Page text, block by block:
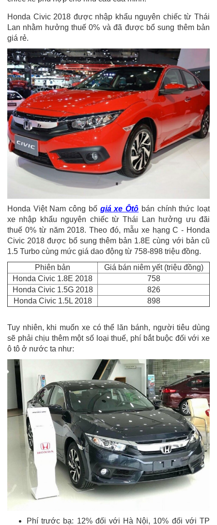
Honda Civic 2018 được nhập khẩu nguyên chiếc từ Thái
Lan nhằm hưởng thuế 0% và đã được bổ sung thêm bản
giá rẻ.
Honda Việt Nam công bố giá xe Ôtô bán chính thức loạt
xe nhập khẩu nguyên chiếc từ Thái Lan hưởng ưu đãi
thuế 0% từ năm 2018. Theo đó, mẫu xe hạng C - Honda
Civic 2018 được bổ sung thêm bản 1.8E cùng với bản cũ
1.5 Turbo cùng mức giá dao động từ 758-898 triệu đồng.
Phiên bản
Giá bán niêm yết (triệu đồng)
Honda Civic 1.8E 2018
758
Honda Civic 1.5G 2018
826
Honda Civic 1.5L 2018
898
Tuy nhiên, khi muốn xe có thể lăn bánh, người tiêu dùng
sẽ phải chịu thêm một số loại thuế, phí bắt buộc đối với xe
ô tô ở nước ta như:
Phí trước bạ: 12% đối với Hà Nội, 10% đối với TP